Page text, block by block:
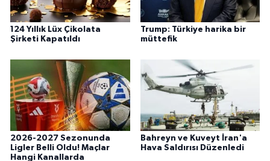
124 Yıllık Lüx Çikolata
Şirketi Kapatıldı
Trump: Türkiye harika bir
müttefik
2026-2027 Sezonunda
Ligler Belli Oldu! Maçlar
Hangi Kanallarda
Bahreyn ve Kuveyt İran'a
Hava Saldırısı Düzenledi